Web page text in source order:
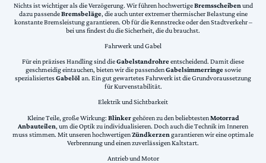
Nichts ist wichtiger als die Verzögerung. Wir führen hochwertigeBremsscheiben und
dazu passendeBremsbeläge, die auch unter extremer thermischer Belastung eine
konstante Bremsleistung garantieren. Ob für die Rennstrecke oder den Stadtverkehr –
bei uns findest du die Sicherheit, die du brauchst.
Fahrwerk und Gabel
Für ein präzises Handling sind dieGabelstandrohreentscheidend. Damit diese
geschmeidig eintauchen, bieten wir die passendenGabelsimmerringesowie
spezialisiertesGabelölan. Ein gut gewartetes Fahrwerk ist die Grundvoraussetzung
für Kurvenstabilität.
Elektrik und Sichtbarkeit
Kleine Teile, große Wirkung: Blinkergehören zu den beliebtestenMotorrad
Anbauteilen, um die Optik zu individualisieren. Doch auch die Technik im Inneren
muss stimmen. Mit unseren hochwertigenZündkerzen garantieren wir eine optimale
Verbrennung und einen zuverlässigen Kaltstart.
Antrieb und Motor